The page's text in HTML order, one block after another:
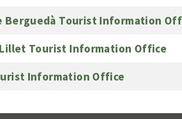
Berguedà Tourist Information
Lillet Tourist Information Office
Information Office